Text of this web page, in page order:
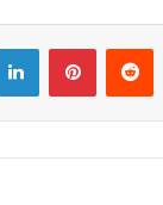
LinkedInPinterest